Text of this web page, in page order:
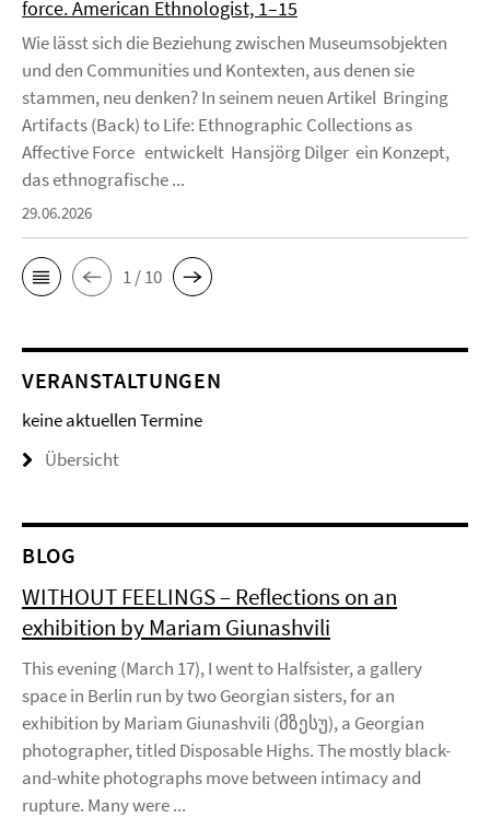
force. American Ethnologist, 1–15
Wie lässt sich die Beziehung zwischen Museumsobjekten
und den Communities und Kontexten, aus denen sie
stammen, neu denken? In seinem neuen Artikel Bringing
Artifacts (Back) to Life: Ethnographic Collections as
Affective Force entwickelt Hansjörg Dilger ein Konzept,
das ethnografische ...
29.06.2026
1 / 10
VERANSTALTUNGEN
keine aktuellen Termine
Übersicht
BLOG
WITHOUT FEELINGS – Reflections on an
exhibition by Mariam Giunashvili
This evening (March 17), I went to Halfsister, a gallery
space in Berlin run by two Georgian sisters, for an
exhibition by Mariam Giunashvili (მზესუ), a Georgian
photographer, titled Disposable Highs. The mostly black-
and-white photographs move between intimacy and
rupture. Many were ...